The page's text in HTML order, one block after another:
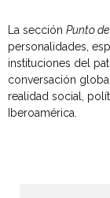
La sección Punto
personalidades,
instituciones del
conversación
realidad social,
Iberoamérica.
Juventud